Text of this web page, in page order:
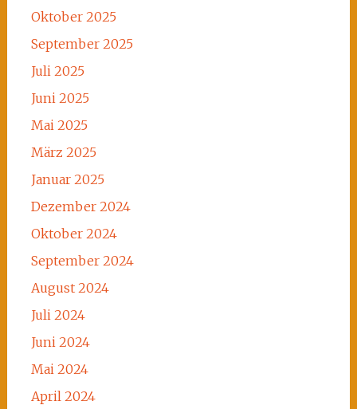
Oktober 2025
September 2025
Juli 2025
Juni 2025
Mai 2025
März 2025
Januar 2025
Dezember 2024
Oktober 2024
September 2024
August 2024
Juli 2024
Juni 2024
Mai 2024
April 2024